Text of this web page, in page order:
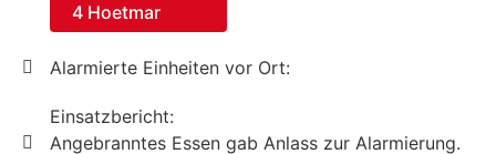
4 Hoetmar
Alarmierte Einheiten vor Ort:
Einsatzbericht:
Angebranntes Essen gab Anlass zur Alarmierung.